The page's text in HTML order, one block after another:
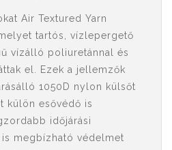
Air Textured Yarn
tartós, vízlepergető
vízálló poliuretánnal és
el. Ezek a jellemzők
1050D nylon külsőt
külön esővédő is
időjárási
megbízható védelmet